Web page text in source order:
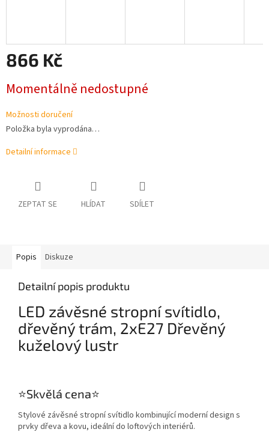
866 Kč
cena:
Momentálně nedostupné
Možnosti doručení
Položka byla vyprodána…
Detailní informace
ZEPTAT SE HLÍDAT SDÍLET
Popis Diskuze
Detailní popis produktu
LED závěsné stropní svítidlo,
dřevěný trám, 2xE27 Dřevěný
kuželový lustr
⭐️Skvělá cena⭐️
Stylové závěsné stropní svítidlo kombinující moderní design s
prvky dřeva a kovu, ideální do loftových interiérů.